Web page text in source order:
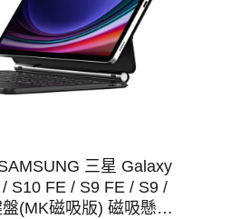
三星 Galaxy
S10 FE / S9 FE / S9 /
(MK磁吸版) 磁吸懸浮